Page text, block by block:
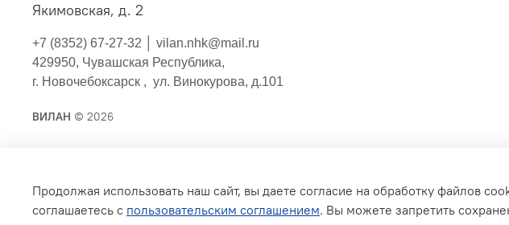
Якимовская, д. 2
+7 (8352) 67-27-32 │ vilan.nhk@mail.ru
429950, Чувашская Республика,
г. Новочебоксарск , ул. Винокурова, д.101
ВИЛАН © 2026
Согласие на обработку персональных данных для сайта
Политика конфиденциальности
Условия обмена и возврата Обратная связь
Продолжая использовать наш сайт, вы даете согласие на обработку файлов
соглашаетесь с пользовательским соглашением. Вы можете запретить